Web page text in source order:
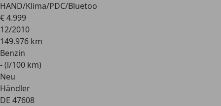
HAND/Klima/PDC/Bluetoo
€ 4.999
12/2010
149.976 km
Benzin
- (l/100 km)
Neu
Händler
DE 47608